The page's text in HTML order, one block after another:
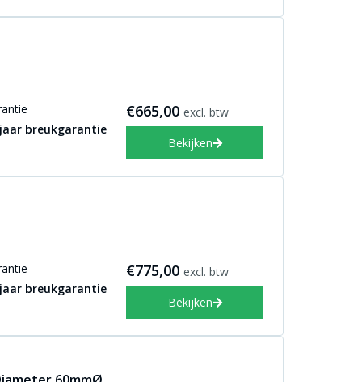
breukgarantie
€665,00 excl. btw
Bekijken
breukgarantie
€775,00 excl. btw
Bekijken